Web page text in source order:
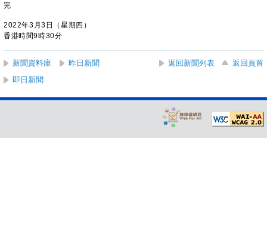
完
2022年3月3日（星期四）
香港時間9時30分
新聞資料庫 昨日新聞 返回新聞列表
返回頁首
即日新聞